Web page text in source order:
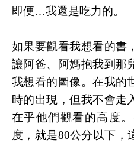
即便…我還是吃力的。
如果要觀看我想看的書
讓阿爸、阿媽抱我到那
我想看的圖像。在我的
時的出現，但我不會走
在乎他們觀看的高度
度，就是80公分以下